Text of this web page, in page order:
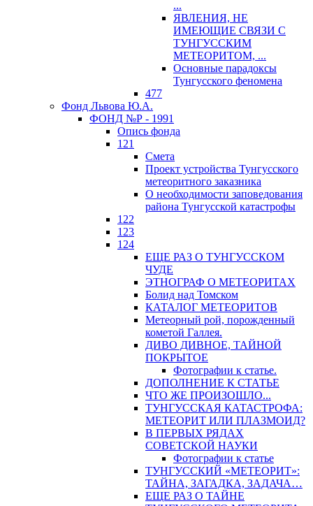
...
ЯВЛЕНИЯ, НЕ
ИМЕЮЩИЕ СВЯЗИ С
ТУНГУССКИМ
МЕТЕОРИТОМ, ...
Основные парадоксы
Тунгусского феномена
477
Фонд Львова Ю.А.
ФОНД №Р - 1991
Опись фонда
121
Смета
Проект устройства Тунгусского
метеоритного заказника
О необходимости заповедования
района Тунгусской катастрофы
122
123
124
ЕЩЕ РАЗ О ТУНГУССКОМ
ЧУДЕ
ЭТНОГРАФ О МЕТЕОРИТАХ
Болид над Томском
КАТАЛОГ МЕТЕОРИТОВ
Метеорный рой, порожденный
кометой Галлея.
ДИВО ДИВНОЕ, ТАЙНОЙ
ПОКРЫТОЕ
Фотографии к статье.
ДОПОЛНЕНИЕ К СТАТЬЕ
ЧТО ЖЕ ПРОИЗОШЛО...
ТУНГУССКАЯ КАТАСТРОФА:
МЕТЕОРИТ ИЛИ ПЛАЗМОИД?
В ПЕРВЫХ РЯДАХ
СОВЕТСКОЙ НАУКИ
Фотографии к статье
ТУНГУССКИЙ «МЕТЕОРИТ»:
ТАЙНА, ЗАГАДКА, ЗАДАЧА…
ЕЩЕ РАЗ О ТАЙНЕ